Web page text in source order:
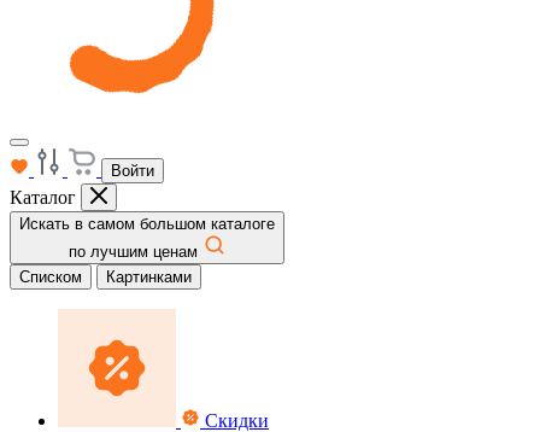
Войти
Каталог
Искать в самом большом каталоге
по лучшим ценам
Списком
Картинками
Скидки